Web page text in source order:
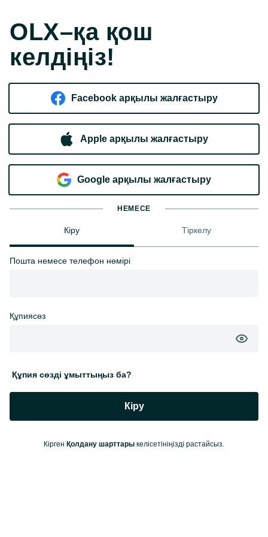
OLX–қа қош
келдіңіз!
Facebook арқылы жалғастыру
Apple арқылы жалғастыру
Google арқылы жалғастыру
НЕМЕСЕ
Кіру Тіркелу
Пошта немесе телефон нөмірі
Құпиясөз
Құпия сөзді ұмыттыңыз ба?
Кіру
Кірген Қолдану шарттары келісетініңізді растайсыз.